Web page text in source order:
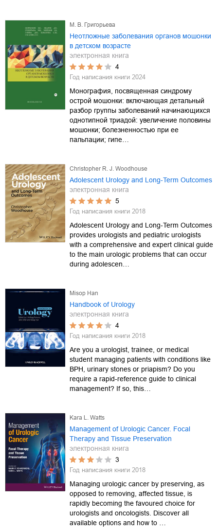
М. В. Григорьева
Неотложные заболевания органов мошонки
в детском возрасте
электронная книга
4
Год написания книги 2024
Монография, посвященная синдрому
острой мошонки: включающая детальный
разбор группы заболеваний начинающихся
однотипной триадой: увеличение половины
мошонки; болезненностью при ее
пальпации; гипе…
Christopher R. J. Woodhouse
Adolescent Urology and Long-Term Outcomes
электронная книга
5
Год написания книги 2018
Adolescent Urology and Long-Term Outcomes
provides urologists and pediatric urologists
with a comprehensive and expert clinical guide
to the main urologic problems that can occur
during adolescen…
Misop Han
Handbook of Urology
электронная книга
4
Год написания книги 2018
Are you a urologist, trainee, or medical
student managing patients with conditions like
BPH, urinary stones or priapism? Do you
require a rapid-reference guide to clinical
management? If so, this…
Kara L. Watts
Management of Urologic Cancer. Focal
Therapy and Tissue Preservation
электронная книга
3
Год написания книги 2018
Managing urologic cancer by preserving, as
opposed to removing, affected tissue, is
rapidly becoming the favoured choice for
urologists and oncologists. Discover all
available options and how to …